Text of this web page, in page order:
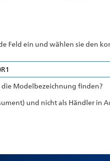
Feld ein und wählen sie den
Modelbezeichnung finden?
und nicht als Händler in